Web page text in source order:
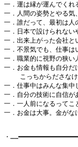
一．運は縁が運んでくれ
一．人間の姿勢とやる気
一．誰だって、最初は人
一．日本で設けられない
一．出来上がった会社と
一．不景気でも、仕事は
一．職業的に視野の狭い
一．お金も情報も自分だ
こっちからださなけ
一．仕事中はみんな集中
一．自分の技術に自信が
一．一人前になるってこ
一．お金は大事。金がな
・